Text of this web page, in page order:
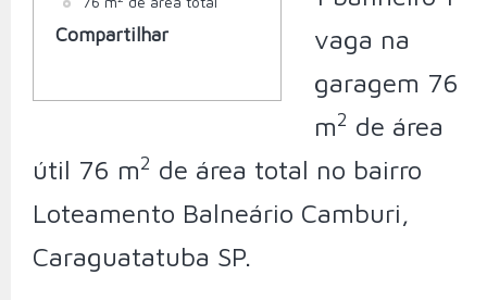
Compartilhar
vaga na
garagem 76
m2 de área
útil 76 m2 de área total no bairro
Loteamento Balneário Camburi,
Caraguatatuba SP.